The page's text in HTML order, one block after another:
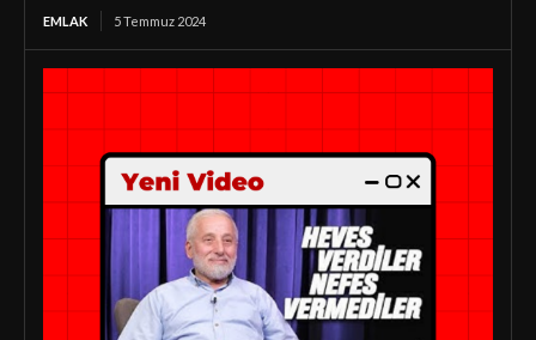
EMLAK 5 Temmuz 2024